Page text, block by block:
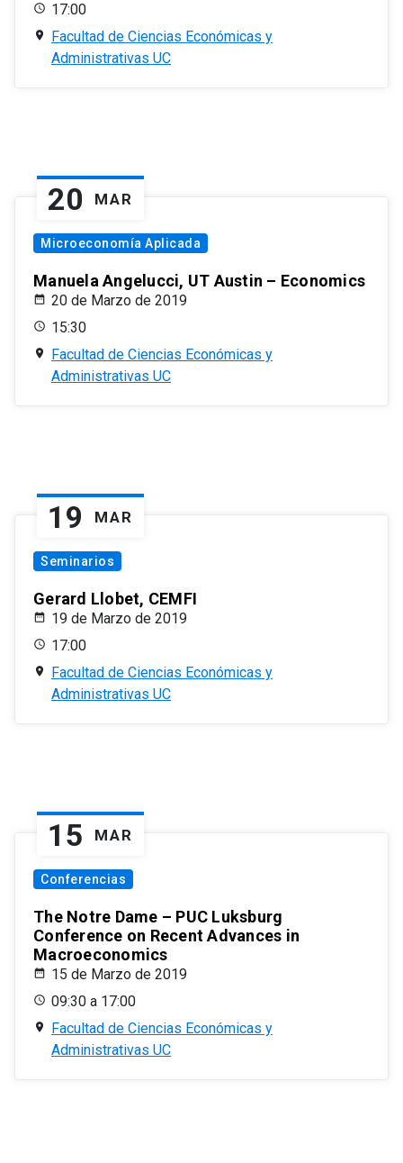
17:00
Facultad de Ciencias Económicas y
Administrativas UC
20 MAR
Microeconomía Aplicada
Manuela Angelucci, UT Austin – Economics
20 de Marzo de 2019
15:30
Facultad de Ciencias Económicas y
Administrativas UC
19 MAR
Seminarios
Gerard Llobet, CEMFI
19 de Marzo de 2019
17:00
Facultad de Ciencias Económicas y
Administrativas UC
15 MAR
Conferencias
The Notre Dame – PUC Luksburg
Conference on Recent Advances in
Macroeconomics
15 de Marzo de 2019
09:30 a 17:00
Facultad de Ciencias Económicas y
Administrativas UC